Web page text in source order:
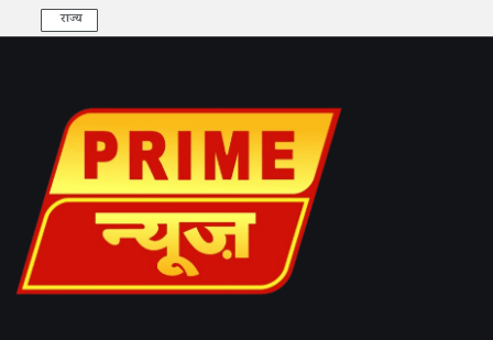
राज्य